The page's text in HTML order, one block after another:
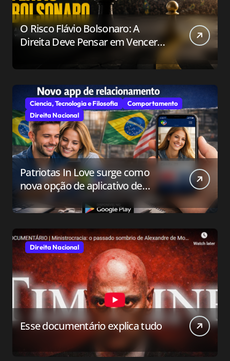
O Risco Flávio Bolsonaro: A
Direita Deve Pensar em Vencer
Ciencia, Tecnologia e Filosofia
Comportamento
Direita Nacional
Patriotas In Love surge como
nova opção de aplicativo de
relacionamento para o público
conservador
Direita Nacional
Esse documentário explica tudo